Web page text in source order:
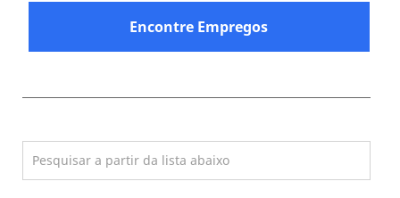
Encontre Empregos